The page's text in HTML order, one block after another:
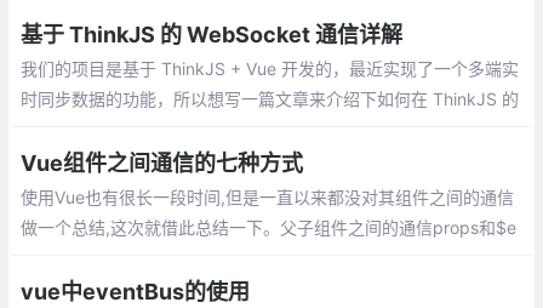
面的数据、信息或状态。
基于 ThinkJS 的 WebSocket 通信详解
我们的项目是基于 ThinkJS + Vue 开发的，最近实现了一个多端实
时同步数据的功能，所以想写一篇文章来介绍下如何在 ThinkJS 的
a 2 开发的企业级 Node.js 服务端框架
Vue组件之间通信的七种方式
使用Vue也有很长一段时间,但是一直以来都没对其组件之间的通信
做一个总结,这次就借此总结一下。父子组件之间的通信props和$e
vue中eventBus的使用